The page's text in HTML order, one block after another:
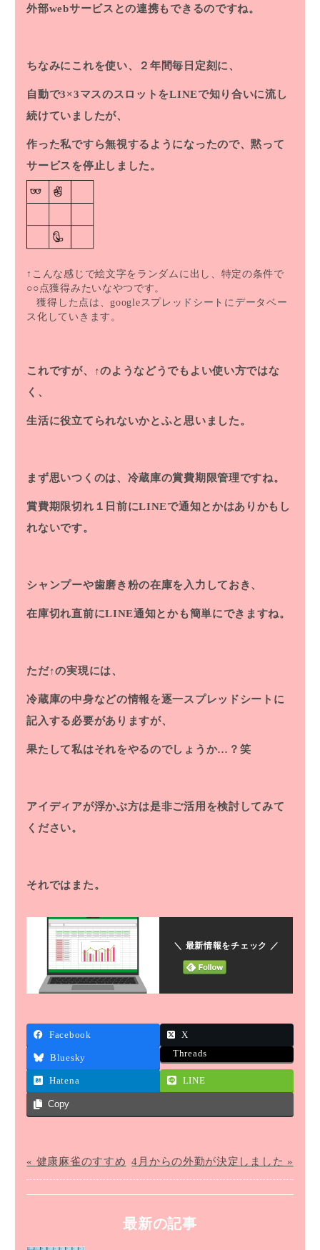
外部webサービスとの連携もできるのですね。
ちなみにこれを使い、２年間毎日定刻に、
自動で3×3マスのスロットをLINEで知り合いに流し
続けていましたが、
作った私ですら無視するようになったので、黙って
サービスを停止しました。
↑こんな感じで絵文字をランダムに出し、特定の条件で
○○点獲得みたいなやつです。
獲得した点は、googleスプレッドシートにデータベー
ス化していきます。
これですが、↑のようなどうでもよい使い方ではな
く、
生活に役立てられないかとふと思いました。
まず思いつくのは、冷蔵庫の賞費期限管理ですね。
賞費期限切れ１日前にLINEで通知とかはありかもし
れないです。
シャンプーや歯磨き粉の在庫を入力しておき、
在庫切れ直前にLINE通知とかも簡単にできますね。
ただ↑の実現には、
冷蔵庫の中身などの情報を逐一スプレッドシートに
記入する必要がありますが、
果たして私はそれをやるのでしょうか…？笑
アイディアが浮かぶ方は是非ご活用を検討してみて
ください。
それではまた。
＼ 最新情報をチェック ／
Facebook X
Bluesky Threads
Hatena LINE
Copy
« 健康麻雀のすすめ 4月からの外勤が決定しました »
最新の記事